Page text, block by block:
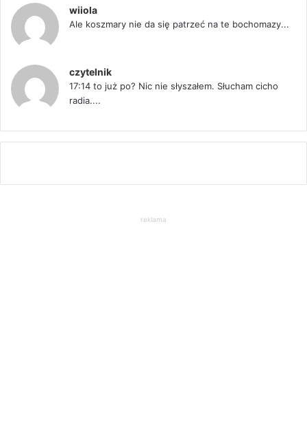
wiiola
Ale koszmary nie da się patrzeć na te bochomazy...
czytelnik
17:14 to już po? Nic nie słyszałem. Słucham cicho
radia....
reklama